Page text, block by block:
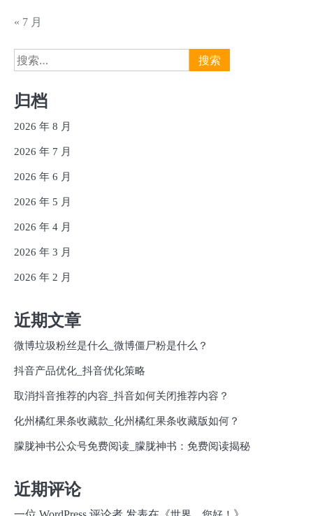
« 7 月
搜
索：
归档
2026 年 8 月
2026 年 7 月
2026 年 6 月
2026 年 5 月
2026 年 4 月
2026 年 3 月
2026 年 2 月
近期文章
微博垃圾粉丝是什么_微博僵尸粉是什么？
抖音产品优化_抖音优化策略
取消抖音推荐的内容_抖音如何关闭推荐内容？
化州橘红果条收藏款_化州橘红果条收藏版如何？
朦胧神书公众号免费阅读_朦胧神书：免费阅读揭秘
近期评论